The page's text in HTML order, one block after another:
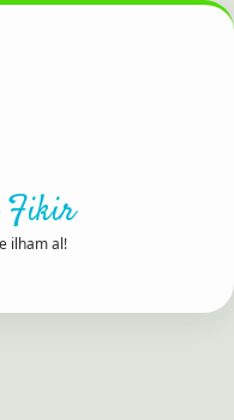
Fikir
ilham al!